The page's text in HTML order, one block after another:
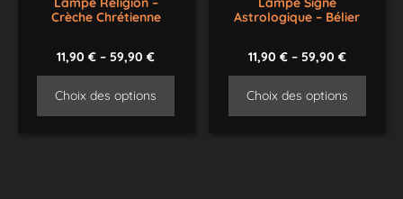
Crèche Chrétienne
11,90€ –59,90€
Choix des options
Astrologique – Bélier
11,90 €– 59,90 €
Choix des options